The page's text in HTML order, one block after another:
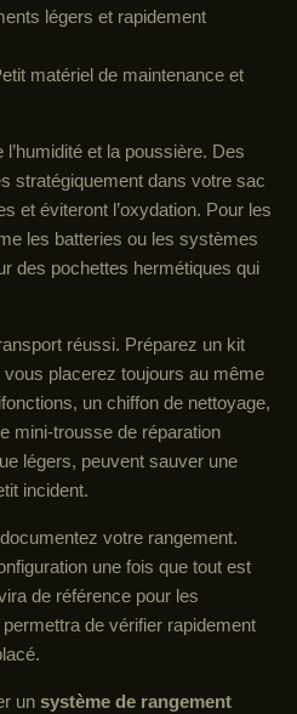
légers et rapidement
matériel de maintenance et
et la poussière. Des
stratégiquement dans votre sac
et éviteront l’oxydation. Pour les
les batteries ou les systèmes
des pochettes hermétiques qui
réussi. Préparez un kit
placerez toujours au même
un chiffon de nettoyage,
mini-trousse de réparation
légers, peuvent sauver une
incident.
votre rangement.
une fois que tout est
de référence pour les
de vérifier rapidement
un système de rangement